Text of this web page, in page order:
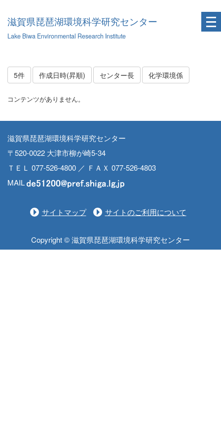
滋賀県琵琶湖環境科学研究センター
Lake Biwa Environmental Research Institute
5件 作成日時(昇順) センター長 化学環境係
コンテンツがありません。
滋賀県琵琶湖環境科学研究センター
〒520-0022 大津市柳が崎5-34
ＴＥＬ 077-526-4800 ／ ＦＡＸ 077-526-4803
MAIL
サイトマップ サイトのご利用について
Copyright © 滋賀県琵琶湖環境科学研究センター